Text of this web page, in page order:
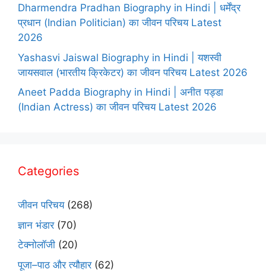
Dharmendra Pradhan Biography in Hindi | धर्मेंद्र
प्रधान (Indian Politician) का जीवन परिचय Latest
2026
Yashasvi Jaiswal Biography in Hindi | यशस्वी
जायसवाल (भारतीय क्रिकेटर) का जीवन परिचय Latest 2026
Aneet Padda Biography in Hindi | अनीत पड्डा
(Indian Actress) का जीवन परिचय Latest 2026
Categories
जीवन परिचय(268)
ज्ञान भंडार(70)
टेक्नोलॉजी (20)
पूजा–पाठ और त्यौहार(62)